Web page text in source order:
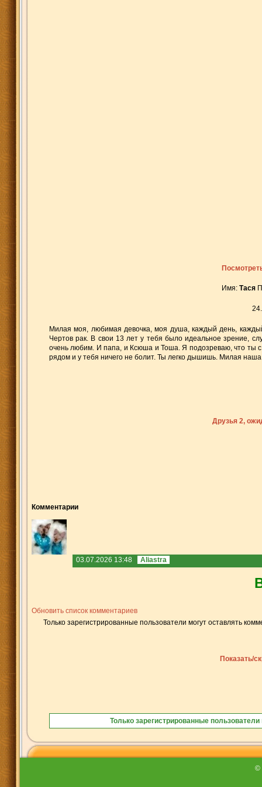
Имя: Тася
Милая моя, любимая девочка, моя душа, каждый день,
Чертов рак. В свои 13 лет у тебя было идеальное зрение,
очень любим. И папа, и Ксюша и Тоша. Я подозреваю, что ты с
рядом и у тебя ничего не болит. Ты легко дышишь. Милая
Друзья 2,
Комментарии
03.07.2026 13:48 Aliastra
Обновить список комментариев
Только зарегистрированные пользователи могут оставлять
Показать/
Только зарегистрированные
©